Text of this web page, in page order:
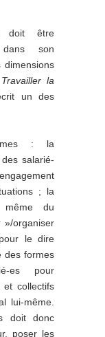
doit être
son
dimensions
Travailler la
un des
: la
salarié-
; la
du
»/organiser
le dire
des formes
es pour
et collectifs
lui-même.
doit donc
poser les